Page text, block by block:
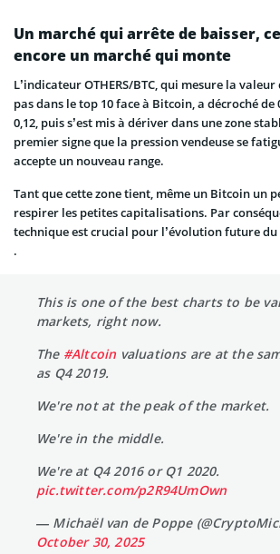
Un marché qui arrête de baisser,
encore un marché qui monte
L’indicateur OTHERS/BTC, qui mesure la
pas dans le top 10 face à Bitcoin, a décroché de
0,12, puis s’est mis à dériver dans une zone
premier signe que la pression vendeuse se
accepte un nouveau range.
Tant que cette zone tient, même un Bitcoin un
respirer les petites capitalisations. Par
technique est crucial pour l’évolution future du
.
This is one of the best charts to be
markets, right now.
The #Altcoin valuations are at the
as Q4 2019.
We're not at the peak of the market.
We're in the middle.
We're at Q4 2016 or Q1 2020.
pic.twitter.com/p2R94UmOwn
— Michaël van de Poppe
October 30, 2025